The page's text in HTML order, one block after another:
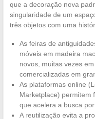
que a decoração nova
singularidade de um
três objetos com uma
As feiras de
móveis em madeira
novos, muitas vezes
comercializadas em
As plataformas online
Marketplace) permitem
que acelera a busca
A reutilização evita a